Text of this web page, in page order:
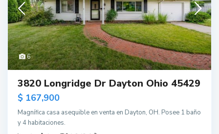
6
3820 Longridge Dr Dayton Ohio 45429
$ 167,900
Magnífica casa asequible en venta en Dayton, OH. Posee 1 baño
y 4 habitaciones.